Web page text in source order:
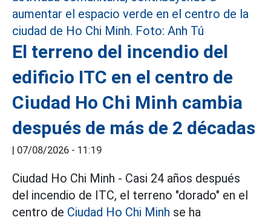
El terreno del incendio del
edificio ITC en el centro de
Ciudad Ho Chi Minh cambia
después de más de 2 décadas
| 07/08/2026 - 11:19
Ciudad Ho Chi Minh - Casi 24 años después
del incendio de ITC, el terreno "dorado" en el
centro de Ciudad Ho Chi Minh se ha